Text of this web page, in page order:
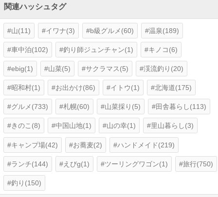
関連ハッシュタグ
山(11) イワナ(3) b級グルメ(60) 温泉(189)
車中泊(102) 釣り師ジュンチャン(1) キノコ(6)
ebig(1) 山菜(5) サクラマス(5) 渓流釣り(20)
昭和村(1) お出かけ(86) イトウ(1) 北海道(175)
グルメ(733) 札幌(60) 山菜採り(5) 田舎暮らし(113)
きのこ(8) 中国山地(1) 山の幸(1) 里山暮らし(3)
キャンプ場(42) お蕎麦(2) ハンドメイド(219)
ランチ(144) えびg(1) ツーリングワゴン(1) 旅行(750)
釣り(150)